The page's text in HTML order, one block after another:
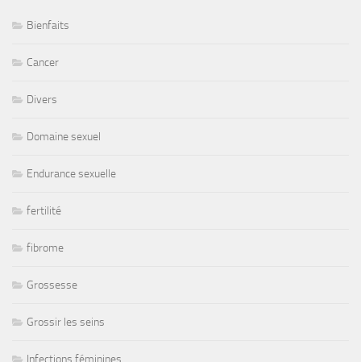
Bienfaits
Cancer
Divers
Domaine sexuel
Endurance sexuelle
fertilité
fibrome
Grossesse
Grossir les seins
Infections féminines